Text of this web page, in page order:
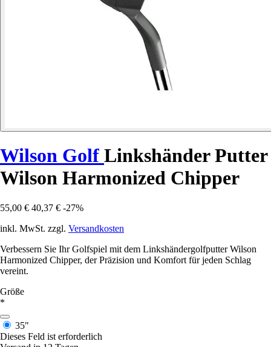
Wilson Golf Linkshänder Putter
Wilson Harmonized Chipper
55,00 € 40,37 € -27%
inkl. MwSt. zzgl. Versandkosten
Verbessern Sie Ihr Golfspiel mit dem Linkshändergolfputter Wilson
Harmonized Chipper, der Präzision und Komfort für jeden Schlag
vereint.
Größe
*
35"
Dieses Feld ist erforderlich